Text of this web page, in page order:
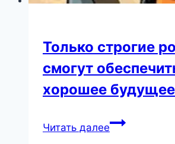
Только строгие
смогут
хорошее
Читать далееТолько